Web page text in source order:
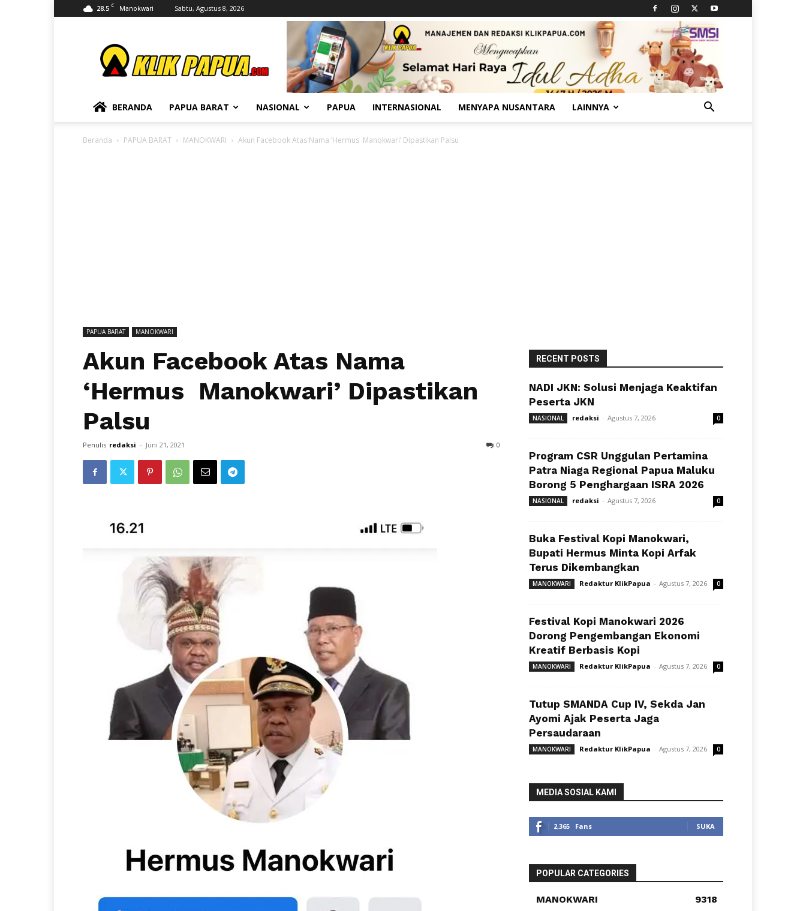
28.5 C Manokwari Sabtu, Agustus 8, 2026
BERANDA PAPUA BARAT NASIONAL PAPUA INTERNASIONAL MENYAPA NUSANTARA LAINNYA
Beranda PAPUA BARAT MANOKWARI Akun Facebook Atas Nama ‘Hermus Manokwari’ Dipastikan Palsu
PAPUA BARAT MANOKWARI
Akun Facebook Atas Nama
‘Hermus Manokwari’ Dipastikan
Palsu
Penulis redaksi - Juni 21, 2021 0
RECENT POSTS
NADI JKN: Solusi Menjaga Keaktifan
Peserta JKN
NASIONAL redaksi - Agustus 7, 2026 0
Program CSR Unggulan Pertamina
Patra Niaga Regional Papua Maluku
Borong 5 Penghargaan ISRA 2026
NASIONAL redaksi - Agustus 7, 2026 0
Buka Festival Kopi Manokwari,
Bupati Hermus Minta Kopi Arfak
Terus Dikembangkan
MANOKWARI Redaktur KlikPapua - Agustus 7, 2026 0
Festival Kopi Manokwari 2026
Dorong Pengembangan Ekonomi
Kreatif Berbasis Kopi
MANOKWARI Redaktur KlikPapua - Agustus 7, 2026 0
Tutup SMANDA Cup IV, Sekda Jan
Ayomi Ajak Peserta Jaga
Persaudaraan
MANOKWARI Redaktur KlikPapua - Agustus 7, 2026 0
MEDIA SOSIAL KAMI
2,365 Fans SUKA
POPULAR CATEGORIES
MANOKWARI
9318